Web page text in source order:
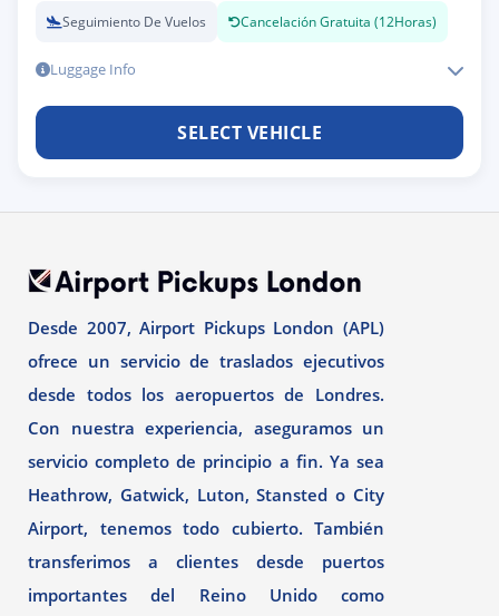
Seguimiento De Vuelos Cancelación Gratuita (12Horas)
Luggage Info
SELECT VEHICLE
Desde 2007, Airport Pickups London (APL)
ofrece un servicio de traslados ejecutivos
desde todos los aeropuertos de Londres.
Con nuestra experiencia, aseguramos un
servicio completo de principio a fin. Ya sea
Heathrow, Gatwick, Luton, Stansted o City
Airport, tenemos todo cubierto. También
transferimos a clientes desde puertos
importantes del Reino Unido como